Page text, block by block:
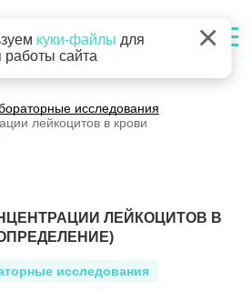
исследования
лейкоцитов в крови
ЛЕЙКОЦИТОВ В
исследования
куки-файлы для
сайта
×